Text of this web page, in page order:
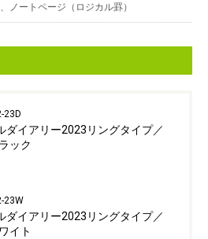
ノートページ（ロジカル罫）
23D
ダイアリー2023リングタイプ／
ック
23W
ダイアリー2023リングタイプ／
イト